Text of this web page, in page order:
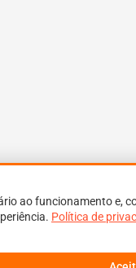
ao funcionamento e,
Política de